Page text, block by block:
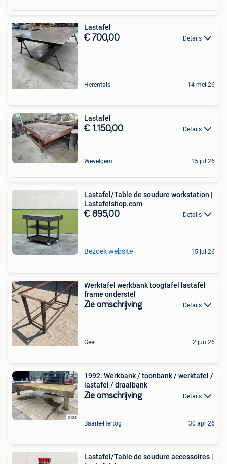
Lastafel
€ 700,00 Details
Herentals 14 mei 26
Lastafel
€ 1.150,00 Details
Wevelgem 15 jul 26
Lastafel/Table de soudure workstation |
Lastafelshop.com
€ 895,00 Details
Bezoek website 15 jul 26
Werktafel werkbank toogtafel lastafel
frame onderstel
Zie omschrijving Details
Geel 2 jun 26
1992. Werkbank / toonbank / werktafel /
lastafel / draaibank
Zie omschrijving Details
Baarle-Hertog 30 apr 26
Lastafel/Table de soudure accessoires |